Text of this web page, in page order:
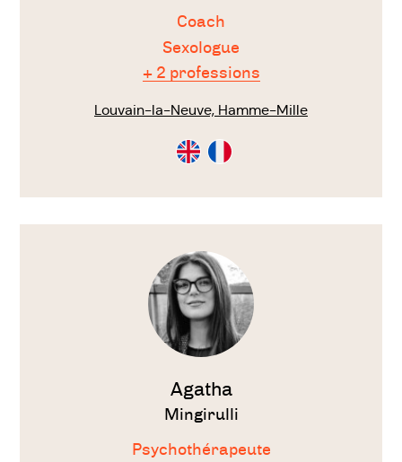
Coach
Sexologue
+ 2 professions
Louvain-la-Neuve, Hamme-Mille
Consultation
en
Consultation
en
Voir
Agatha
Mingirulli
Psychothérapeute